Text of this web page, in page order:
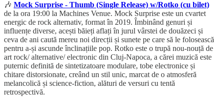
🎶 Mock Surprise - Thumb (Single Release) w/Rotko (cu bilet)
de la ora 19:00 la Machines Venue. Mock Surprise este un cvartet
energic de rock alternativ, format în 2019. Îmbinând genuri și
influențe diverse, acești băieți aflați în jurul vârstei de douăzeci și
ceva de ani caută mereu noi direcții și sunete pe care să le folosească
pentru a-și ascunde înclinațiile pop. Rotko este o trupă nou-nouță de
art rock/ alternative/ electronic din Cluj-Napoca, a cărei muzică este
puternic definită de sintetizatoare modulare, tobe electronice și
chitare distorsionate, creând un stil unic, marcat de o atmosferă
melancolică și science-fiction, alături de versuri cu tentă
retrospectivă.